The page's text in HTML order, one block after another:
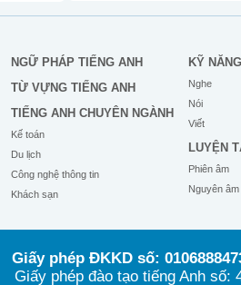
NGỮ PHÁP TIẾNG ANH
TỪ VỰNG TIẾNG ANH
TIẾNG ANH CHUYÊN NGÀNH
Kế toán
Du lịch
Công nghệ thông tin
Khách sạn
KỸ NĂNG
Nghe
Nói
Viết
LUYỆN
Phiên âm
Nguyên âm
Giấy phép ĐKKD số:
Giấy phép đào tạo tiếng Anh